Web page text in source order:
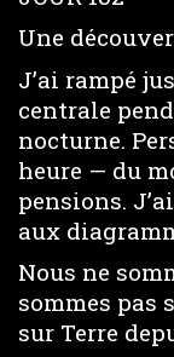
Une
J’ai rampé
centrale
nocturne.
heure — du
pensions.
aux
Nous ne
sommes pas
sur Terre